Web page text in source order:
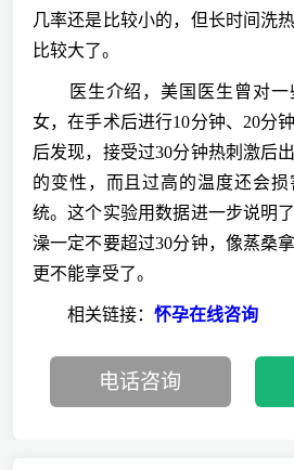
几率还是比较小的，但长时间洗
比较大了。
医生介绍，美国医生曾对一
女，在手术后进行10分钟、20分
后发现，接受过30分钟热刺激后
的变性，而且过高的温度还会
统。这个实验用数据进一步说明
澡一定不要超过30分钟，像蒸桑
更不能享受了。
相关链接： 怀孕在线咨询
电话咨询